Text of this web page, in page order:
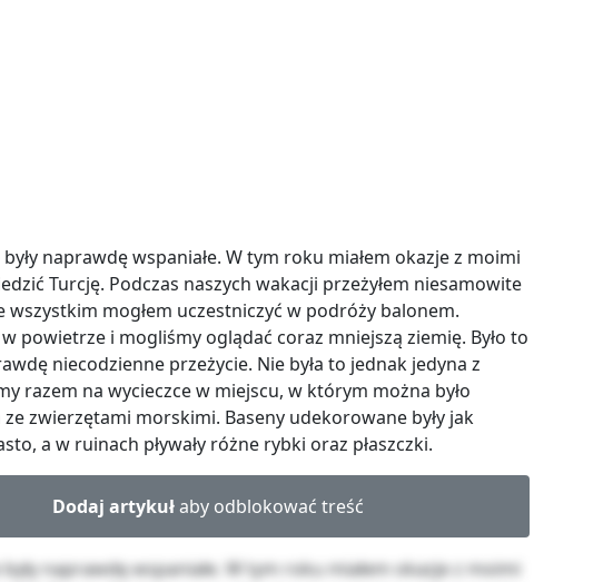
naprawdę wspaniałe. W tym roku miałem okazje z moimi
Turcję. Podczas naszych wakacji przeżyłem niesamowite
wszystkim mogłem uczestniczyć w podróży balonem.
powietrze i mogliśmy oglądać coraz mniejszą ziemię. Było to
niecodzienne przeżycie. Nie była to jednak jedyna z
razem na wycieczce w miejscu, w którym można było
ze zwierzętami morskimi. Baseny udekorowane były jak
a w ruinach pływały różne rybki oraz płaszczki.
Dodaj artykułaby odblokować treść
naprawdę wspaniałe. W tym roku miałem okazje z moimi